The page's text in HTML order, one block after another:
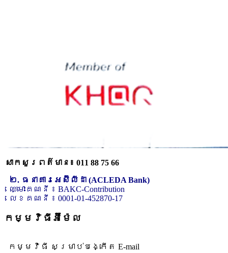
សាកសួរពត៌មាន៖ 011 88 75 66
២. ធនាគារអេស៊ីលីដា (ACLEDA Bank)
ឈ្មោះគណនី ៖ BAKC-Contribution
លេខគណនី ៖ 0001-01-452870-17
កម្មវិធីអ៊ីម៉ែល
កម្មវិធី សម្រាប់បង្កើត E-mail